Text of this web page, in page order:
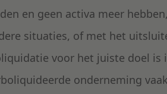
en geen activa meer
situaties, of met het
voor het juiste doel is
onderneming